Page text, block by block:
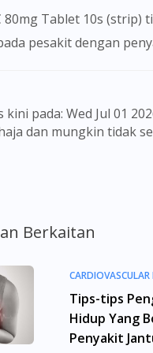
80mg Tablet 10s
pesakit dengan
dan mungkin tidak
ini adalah
atau rawatan
atau menggunakan
yang
Majlis Perubatan
berdaftar. Ini
Berkaitan
PRESSURE
CHOLESTEROL
SMOKING
Tips-tips
Hidup Yang
Penyakit